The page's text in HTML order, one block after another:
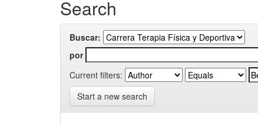
Search
Buscar:
por
Current filters:
Start a new search